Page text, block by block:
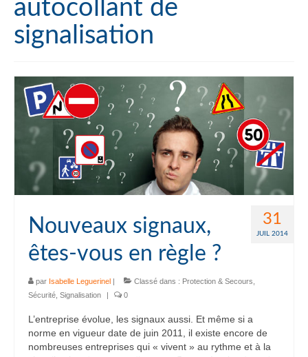
Qui sommes-nous ?
Accéder à Signals
autocollant de
signalisation
31
JUIL 2014
Nouveaux signaux,
êtes-vous en règle ?
par Isabelle Leguerinel | Classé dans : Protection & Secours
Sécurité Signalisation | 0
L’entreprise évolue, les signaux aussi. Et même si a
norme en vigueur date de juin 2011, il existe encore de
nombreuses entreprises qui « vivent » au rythme et à la